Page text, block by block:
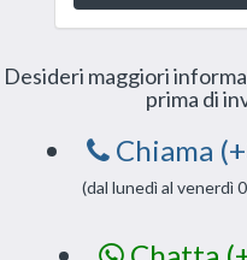
Desideri maggiori
prima di
Chiama
(dal lunedì al venerdì